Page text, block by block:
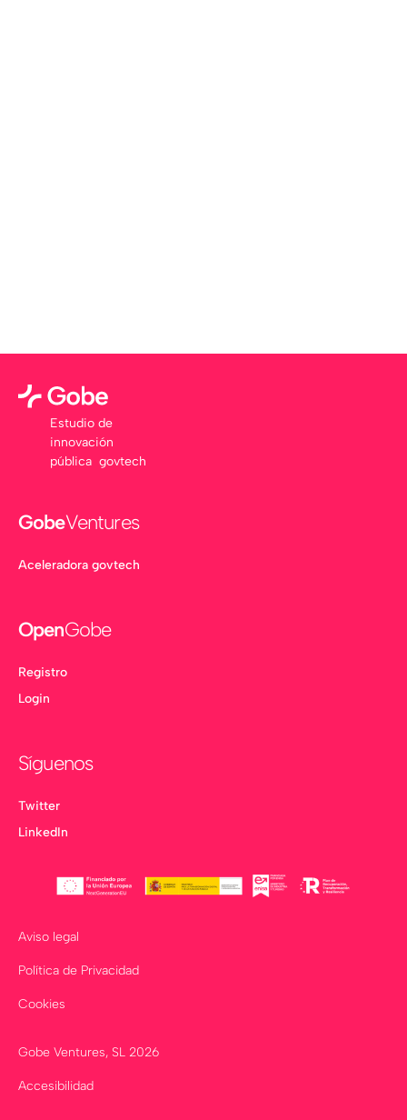
Estudio de
innovación
pública govtech
GobeVentures
Aceleradora govtech
OpenGobe
Registro
Login
Síguenos
Twitter
LinkedIn
Gobe Ventures, SL 2026
Aviso legal
Política de Privacidad
Cookies
Accesibilidad